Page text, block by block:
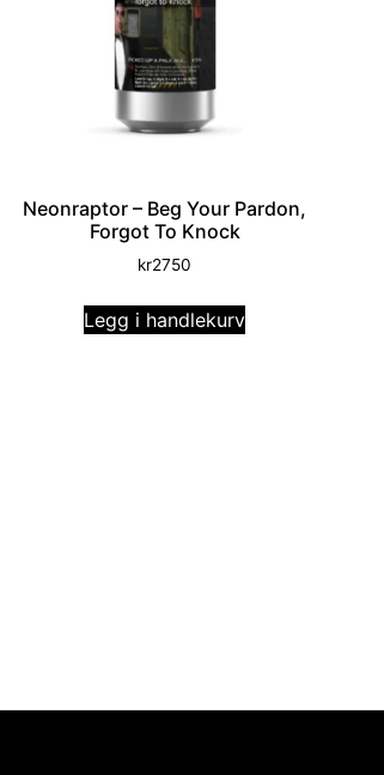
Neonraptor – Beg Your Pardon,
Forgot To Knock
kr2750
Legg i handlekurv